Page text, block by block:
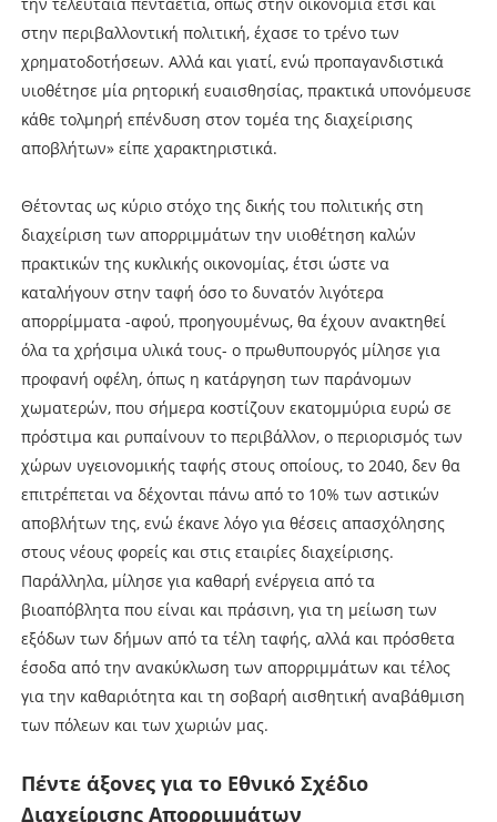
στην περιβαλλοντική πολιτική, έχασε το τρένο των
χρηματοδοτήσεων. Αλλά και γιατί, ενώ προπαγανδιστικά
υιοθέτησε μία ρητορική ευαισθησίας, πρακτικά υπονόμευσε
κάθε τολμηρή επένδυση στον τομέα της διαχείρισης
αποβλήτων» είπε χαρακτηριστικά.
Θέτοντας ως κύριο στόχο της δικής του πολιτικής στη
διαχείριση των απορριμμάτων την υιοθέτηση καλών
πρακτικών της κυκλικής οικονομίας, έτσι ώστε να
καταλήγουν στην ταφή όσο το δυνατόν λιγότερα
απορρίμματα -αφού, προηγουμένως, θα έχουν ανακτηθεί
όλα τα χρήσιμα υλικά τους- ο πρωθυπουργός μίλησε για
προφανή οφέλη, όπως η κατάργηση των παράνομων
χωματερών, που σήμερα κοστίζουν εκατομμύρια ευρώ σε
πρόστιμα και ρυπαίνουν το περιβάλλον, ο περιορισμός των
χώρων υγειονομικής ταφής στους οποίους, το 2040, δεν θα
επιτρέπεται να δέχονται πάνω από το 10% των αστικών
αποβλήτων της, ενώ έκανε λόγο για θέσεις απασχόλησης
στους νέους φορείς και στις εταιρίες διαχείρισης.
Παράλληλα, μίλησε για καθαρή ενέργεια από τα
βιοαπόβλητα που είναι και πράσινη, για τη μείωση των
εξόδων των δήμων από τα τέλη ταφής, αλλά και πρόσθετα
έσοδα από την ανακύκλωση των απορριμμάτων και τέλος
για την καθαριότητα και τη σοβαρή αισθητική αναβάθμιση
των πόλεων και των χωριών μας.
Πέντε άξονες για το Εθνικό Σχέδιο
Διαχείρισης Απορριμμάτων